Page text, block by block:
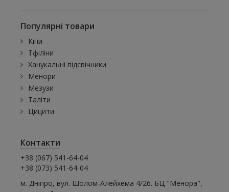
Популярні товари
Кіпи
Тфіліни
Ханукальні підсвічники
Менори
Мезузи
Таліти
Цицити
Контакти
+38 (067) 541-64-04
+38 (073) 541-64-04
м. Дніпро, вул. Шолом-Алейхема 4/26. БЦ "Менора",